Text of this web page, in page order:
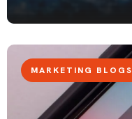
MARKETING BLOGS